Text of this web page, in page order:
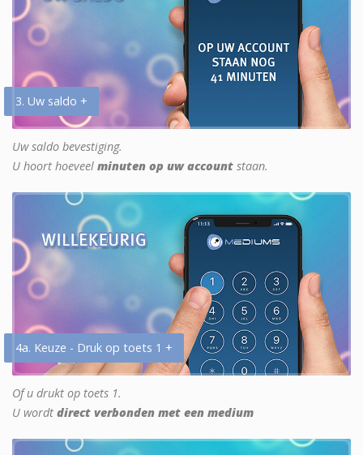
3. Uw saldo +
Uw saldo bevestiging.
U hoort hoeveel minuten op uw account staan.
4a. Keuze - Druk op toets 1 +
Of u drukt op toets 1.
U wordt direct verbonden met een medium